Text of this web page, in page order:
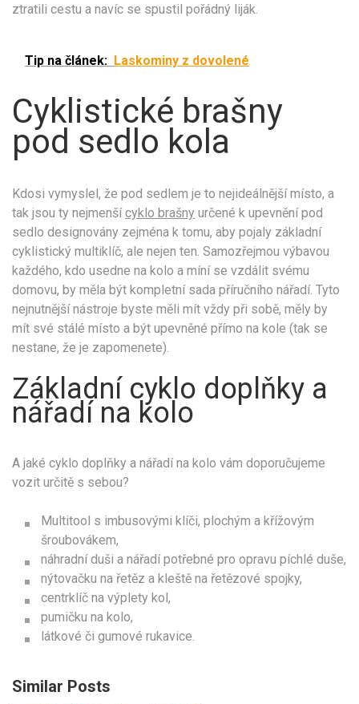
ztratili cestu a navíc se spustil pořádný liják.
Tip na článek: Laskominy z dovolené
Cyklistické brašny
pod sedlo kola
Kdosi vymyslel, že pod sedlem je to nejideálnější místo, a
tak jsou ty nejmenšícyklo brašny určené k upevnění pod
sedlo designovány zejména k tomu, aby pojaly základní
cyklistický multiklíč, ale nejen ten. Samozřejmou výbavou
každého, kdo usedne na kolo a míní se vzdálit svému
domovu, by měla být kompletní sada příručního nářadí. Tyto
nejnutnější nástroje byste měli mít vždy při sobě, měly by
mít své stálé místo a být upevněné přímo na kole (tak se
nestane, že je zapomenete).
Základní cyklo doplňky a
nářadí na kolo
A jaké cyklo doplňky a nářadí na kolo vám doporučujeme
vozit určitě s sebou?
Multitool s imbusovými klíči, plochým a křížovým
šroubovákem,
náhradní duši a nářadí potřebné pro opravu píchlé duše,
nýtovačku na řetěz a kleště na řetězové spojky,
centrklíč na výplety kol,
pumičku na kolo,
látkové či gumové rukavice.
Similar Posts